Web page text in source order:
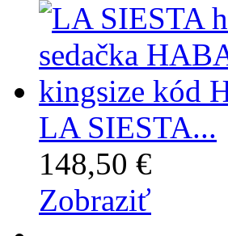
LA SIESTA...
148,50 €
Zobraziť